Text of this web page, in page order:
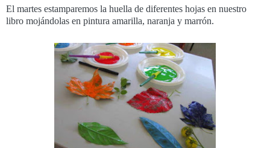
El martes estamparemos la huella de diferentes hojas en nuestro
libro mojándolas en pintura amarilla, naranja y marrón.